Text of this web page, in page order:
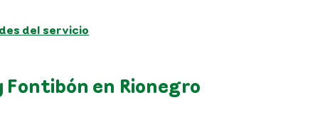
del servicio
en Rionegro